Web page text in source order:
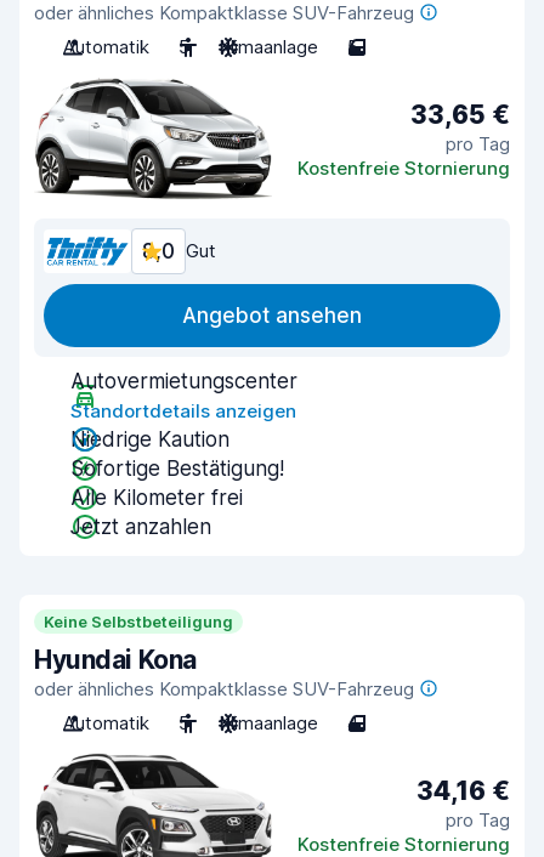
oder ähnliches Kompaktklasse SUV-Fahrzeug
Automatik
5 Klimaanlage 5
33,65 €
pro Tag
Kostenfreie Stornierung
8,0 Gut
Angebot ansehen
Autovermietungscenter
Standortdetails anzeigen
Niedrige Kaution
Sofortige Bestätigung!
Alle Kilometer frei
Jetzt anzahlen
Keine Selbstbeteiligung
Hyundai Kona
oder ähnliches Kompaktklasse SUV-Fahrzeug
Automatik
5 Klimaanlage 4
34,16 €
pro Tag
Kostenfreie Stornierung